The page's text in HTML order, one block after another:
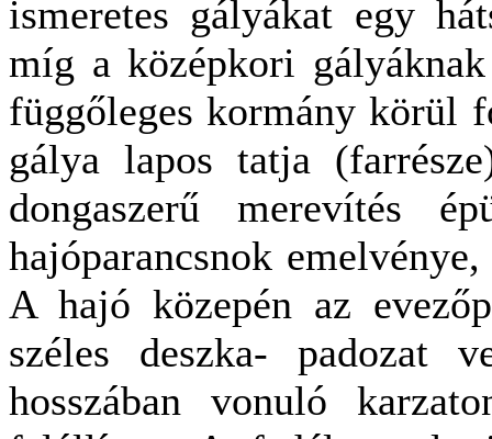
ismeretes gályákat egy
míg a középkori
függőleges kormány körül
gálya lapos tatja
dongaszerű merevítés
hajóparancsnok
A hajó közepén az
széles deszka- padozat
hosszában vonuló